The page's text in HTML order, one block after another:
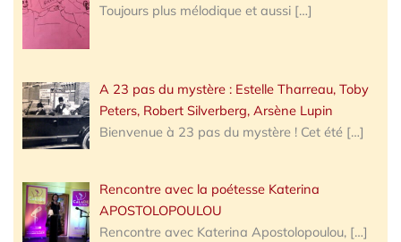
Toujours plus mélodique et aussi […]
A 23 pas du mystère : Estelle Tharreau, Toby
Peters, Robert Silverberg, Arsène Lupin
Bienvenue à 23 pas du mystère ! Cet été […]
Rencontre avec la poétesse Katerina
APOSTOLOPOULOU
Rencontre avec Katerina Apostolopoulou, […]